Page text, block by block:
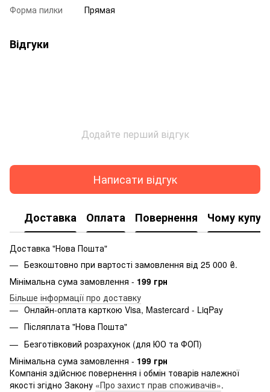
Форма пилки
Прямая
Відгуки
Додайте перший відгук
Написати відгук
Доставка Оплата Повернення Чому
Доставка "Нова Пошта"
Безкоштовно при вартості замовлення від 25 000 ₴.
Мінімальна сума замовлення - 199 грн
Більше інформації про доставку
Онлайн-оплата карткою Visa, Mastercard - LiqPay
Післяплата "Нова Пошта"
Безготівковий розрахунок (для ЮО та ФОП)
Мінімальна сума замовлення - 199 грн
Компанія здійснює повернення і обмін товарів належної
якості згідно Закону «Про захист прав споживачів».